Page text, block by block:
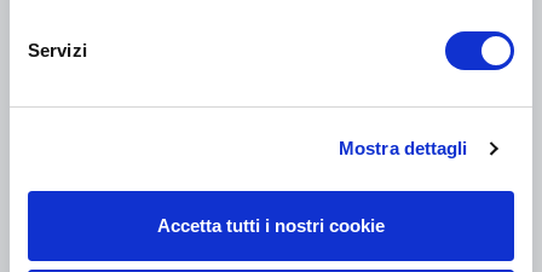
Servizi
Mostra dettagli
Accetta tutti i nostri cookie
Eccellente:4.5/5